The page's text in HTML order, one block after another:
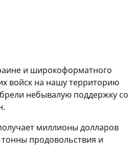
и широкоформатного
войск на нашу территорию
небывалую поддержку со
миллионы долларов
продовольствия и